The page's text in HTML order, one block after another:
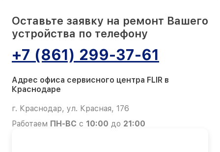
Оставьте заявку на ремонт Вашего
устройства по телефону
+7 (861) 299-37-61
Адрес офиса сервисного центра FLIR в
Краснодаре
г. Краснодар, ул. Красная, 176
Работаем ПН-ВС с 10:00 до 21:00